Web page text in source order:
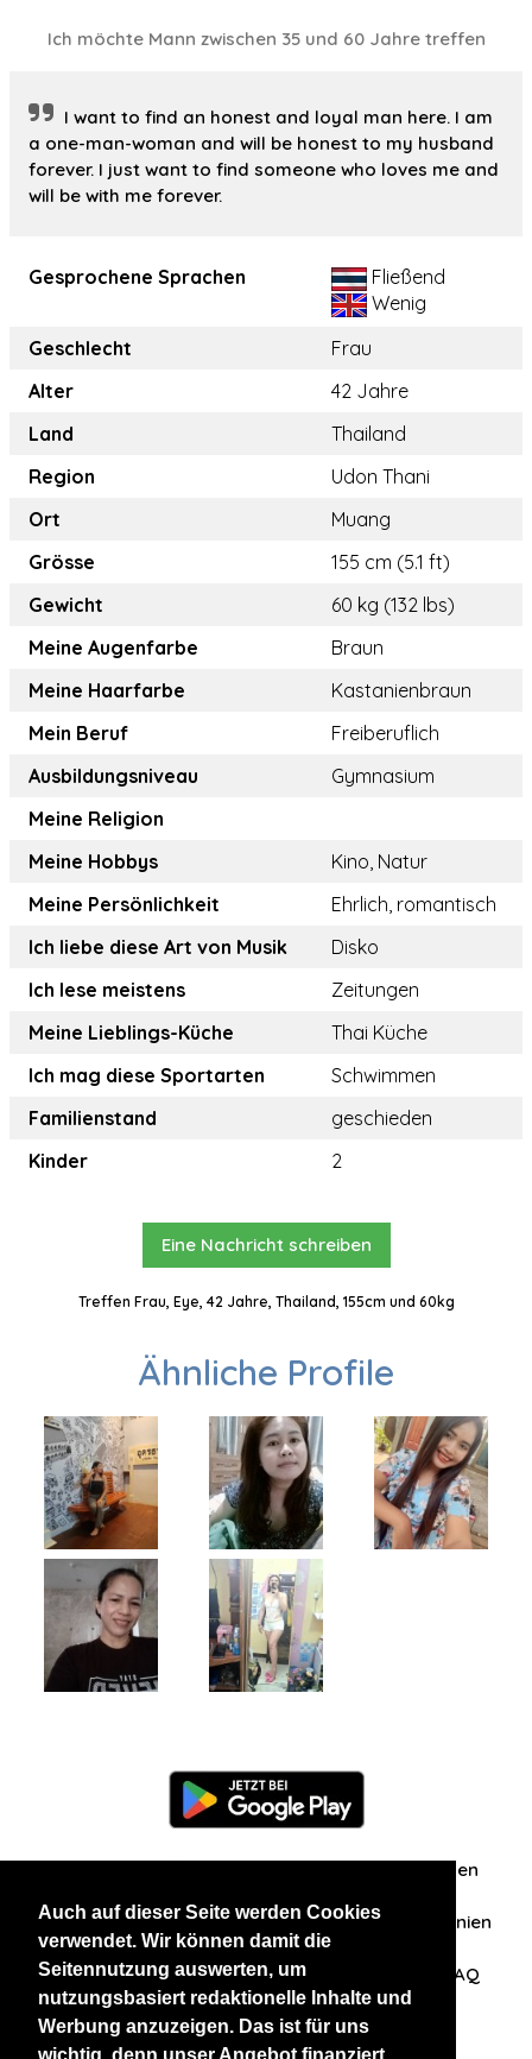
Auch auf dieser Seite werden Cookies
verwendet. Wir können damit die
Seitennutzung auswerten, um
nutzungsbasiert redaktionelle Inhalte und
Werbung anzuzeigen. Das ist für uns
Ich möchte Mann zwischen 35 und 60 Jahre treffen
I want to find an honest and loyal man here. I am
a one-man-woman and will be honest to my husband
forever. I just want to find someone who loves me and
will be with me forever.
Gesprochene Sprachen
Fließend
Wenig
Geschlecht
Frau
Alter
42 Jahre
Land
Thailand
Region
Udon Thani
Ort
Muang
Grösse
155 cm (5.1 ft)
Gewicht
60 kg (132 lbs)
Meine Augenfarbe
Braun
Meine Haarfarbe
Kastanienbraun
Mein Beruf
Freiberuflich
Ausbildungsniveau
Gymnasium
Meine Religion
Meine Hobbys
Kino, Natur
Meine Persönlichkeit
Ehrlich, romantisch
Ich liebe diese Art von Musik
Disko
Ich lese meistens
Zeitungen
Meine Lieblings-Küche
Thai Küche
Ich mag diese Sportarten
Schwimmen
Familienstand
geschieden
Kinder
2
Eine Nachricht schreiben
Treffen Frau, Eye, 42 Jahre, Thailand, 155cm und 60kg
Ähnliche Profile
Zuschriften/Erfahrungen
Datenschutzerklärung AGB Datenschutzrichtlinien
Nehmen Sie Kontakt mit uns auf FAQ
Unsere anderen Websites